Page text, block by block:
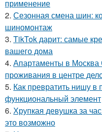
применение
2. Сезонная смена шин:
шиномонтаж
3. TikTok дарит: самые
вашего дома
4. Апартаменты в
проживания в центре
5. Как превратить нишу в
функциональный элемент
6. Хрупкая девушка за
это возможно